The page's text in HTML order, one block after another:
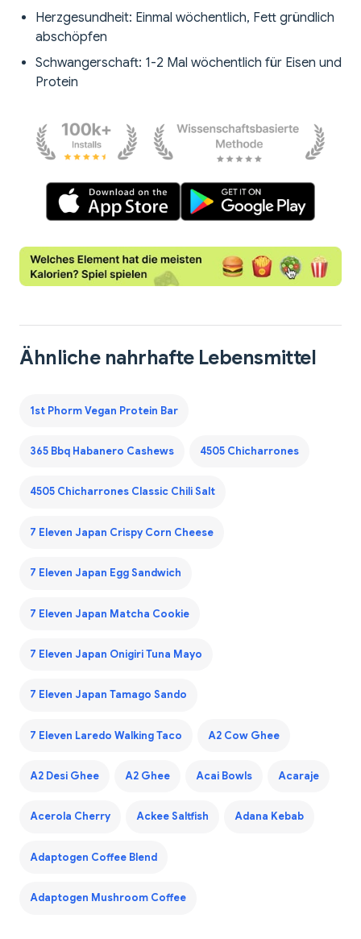
Herzgesundheit: Einmal wöchentlich, Fett gründlich
abschöpfen
Schwangerschaft: 1-2 Mal wöchentlich für Eisen und
Protein
Ähnliche nahrhafte Lebensmittel
1st Phorm Vegan Protein Bar
365 Bbq Habanero Cashews 4505 Chicharrones
4505 Chicharrones Classic Chili Salt
7 Eleven Japan Crispy Corn Cheese
7 Eleven Japan Egg Sandwich
7 Eleven Japan Matcha Cookie
7 Eleven Japan Onigiri Tuna Mayo
7 Eleven Japan Tamago Sando
7 Eleven Laredo Walking Taco A2 Cow Ghee
A2 Desi Ghee A2 Ghee Acai Bowls Acaraje
Acerola Cherry Ackee Saltfish Adana Kebab
Adaptogen Coffee Blend
Adaptogen Mushroom Coffee